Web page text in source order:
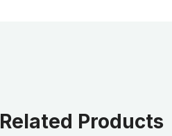
Related Products